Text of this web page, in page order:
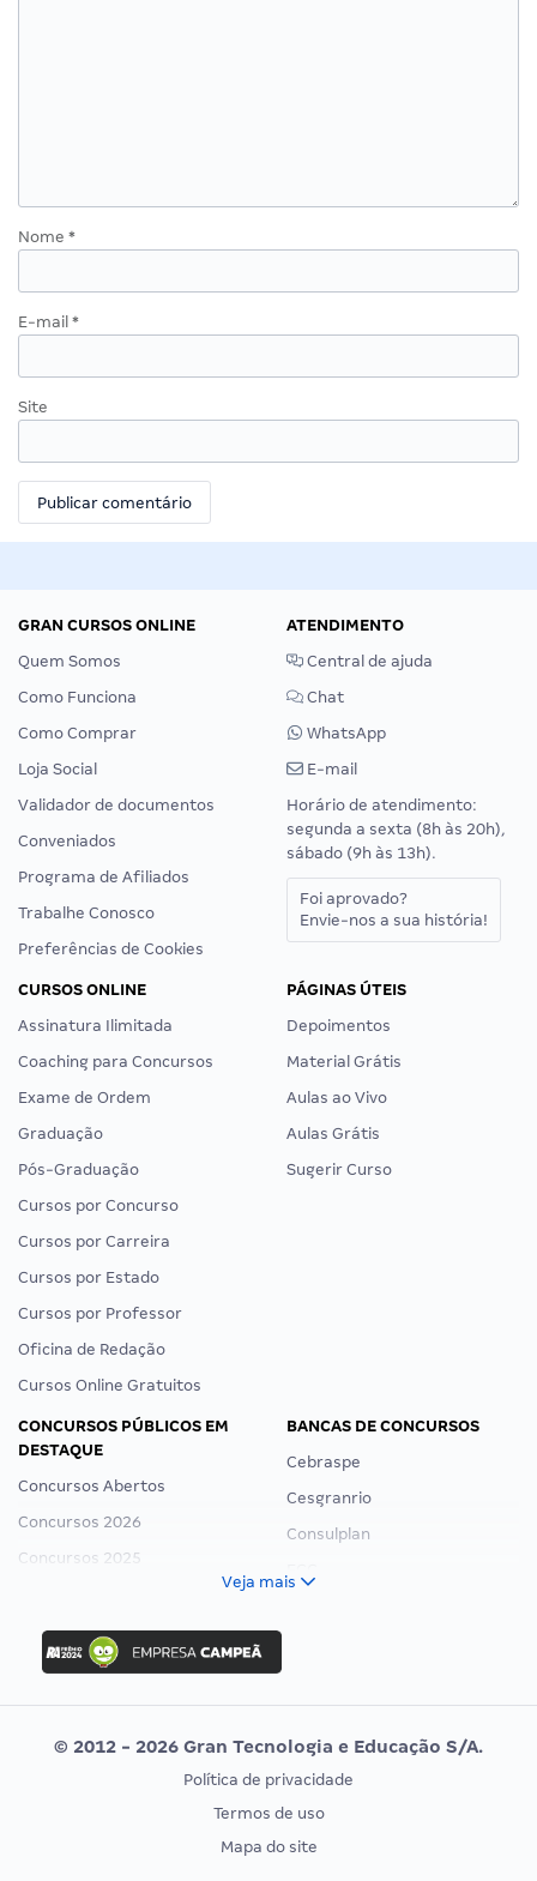
Nome *
E-mail *
Site
GRAN CURSOS ONLINE
Quem Somos
Como Funciona
Como Comprar
Loja Social
Validador de documentos
Conveniados
Programa de Afiliados
Trabalhe Conosco
Preferências de Cookies
ATENDIMENTO
Central de ajuda
Chat
WhatsApp
E-mail
Horário de atendimento:
segunda a sexta (8h às 20h),
sábado (9h às 13h).
Foi aprovado?
Envie-nos a sua história!
CURSOS ONLINE
Assinatura Ilimitada
Coaching para Concursos
Exame de Ordem
Graduação
Pós-Graduação
Cursos por Concurso
Cursos por Carreira
Cursos por Estado
Cursos por Professor
Oficina de Redação
Cursos Online Gratuitos
PÁGINAS ÚTEIS
Depoimentos
Material Grátis
Aulas ao Vivo
Aulas Grátis
Sugerir Curso
CONCURSOS PÚBLICOS EM
DESTAQUE
Concursos Abertos
Concursos 2026
Concursos 2025
Concurso Ibama
Concurso MPU
Editais publicados
BANCAS DE CONCURSOS
Cebraspe
Cesgranrio
Consulplan
Vunesp
CONCURSOS POR PROFISSÃO
EXAME DE ORDEM
Veja mais
© 2012 - 2026 Gran Tecnologia e Educação S/A.
Política de privacidade
Termos de uso
Mapa do site